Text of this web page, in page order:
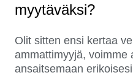
myytäväksi?
Olit sitten ensi kertaa
ammattimyyjä, voimme
ansaitsemaan